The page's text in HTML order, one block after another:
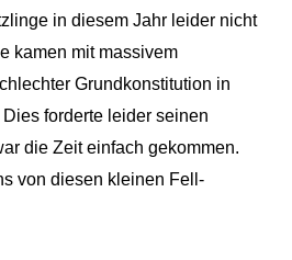
in diesem Jahr leider nicht
kamen mit massivem
Grundkonstitution in
forderte leider seinen
die Zeit einfach gekommen.
von diesen kleinen Fell-